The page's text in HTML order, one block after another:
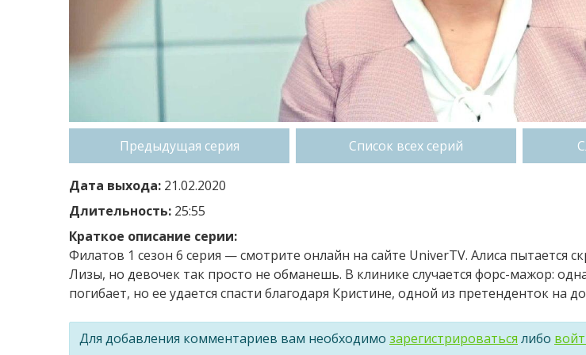
Предыдущая серия Список всех серий
Дата выхода: 21.02.2020
Длительность: 25:55
Краткое описание серии:
Филатов 1 сезон 6 серия — смотрите онлайн на сайте UniverTV. Алиса пытается
Лизы, но девочек так просто не обманешь. В клинике случается форс-мажор:
погибает, но ее удается спасти благодаря Кристине, одной из претенденток на
Для добавления комментариев вам необходимо зарегистрироваться либо